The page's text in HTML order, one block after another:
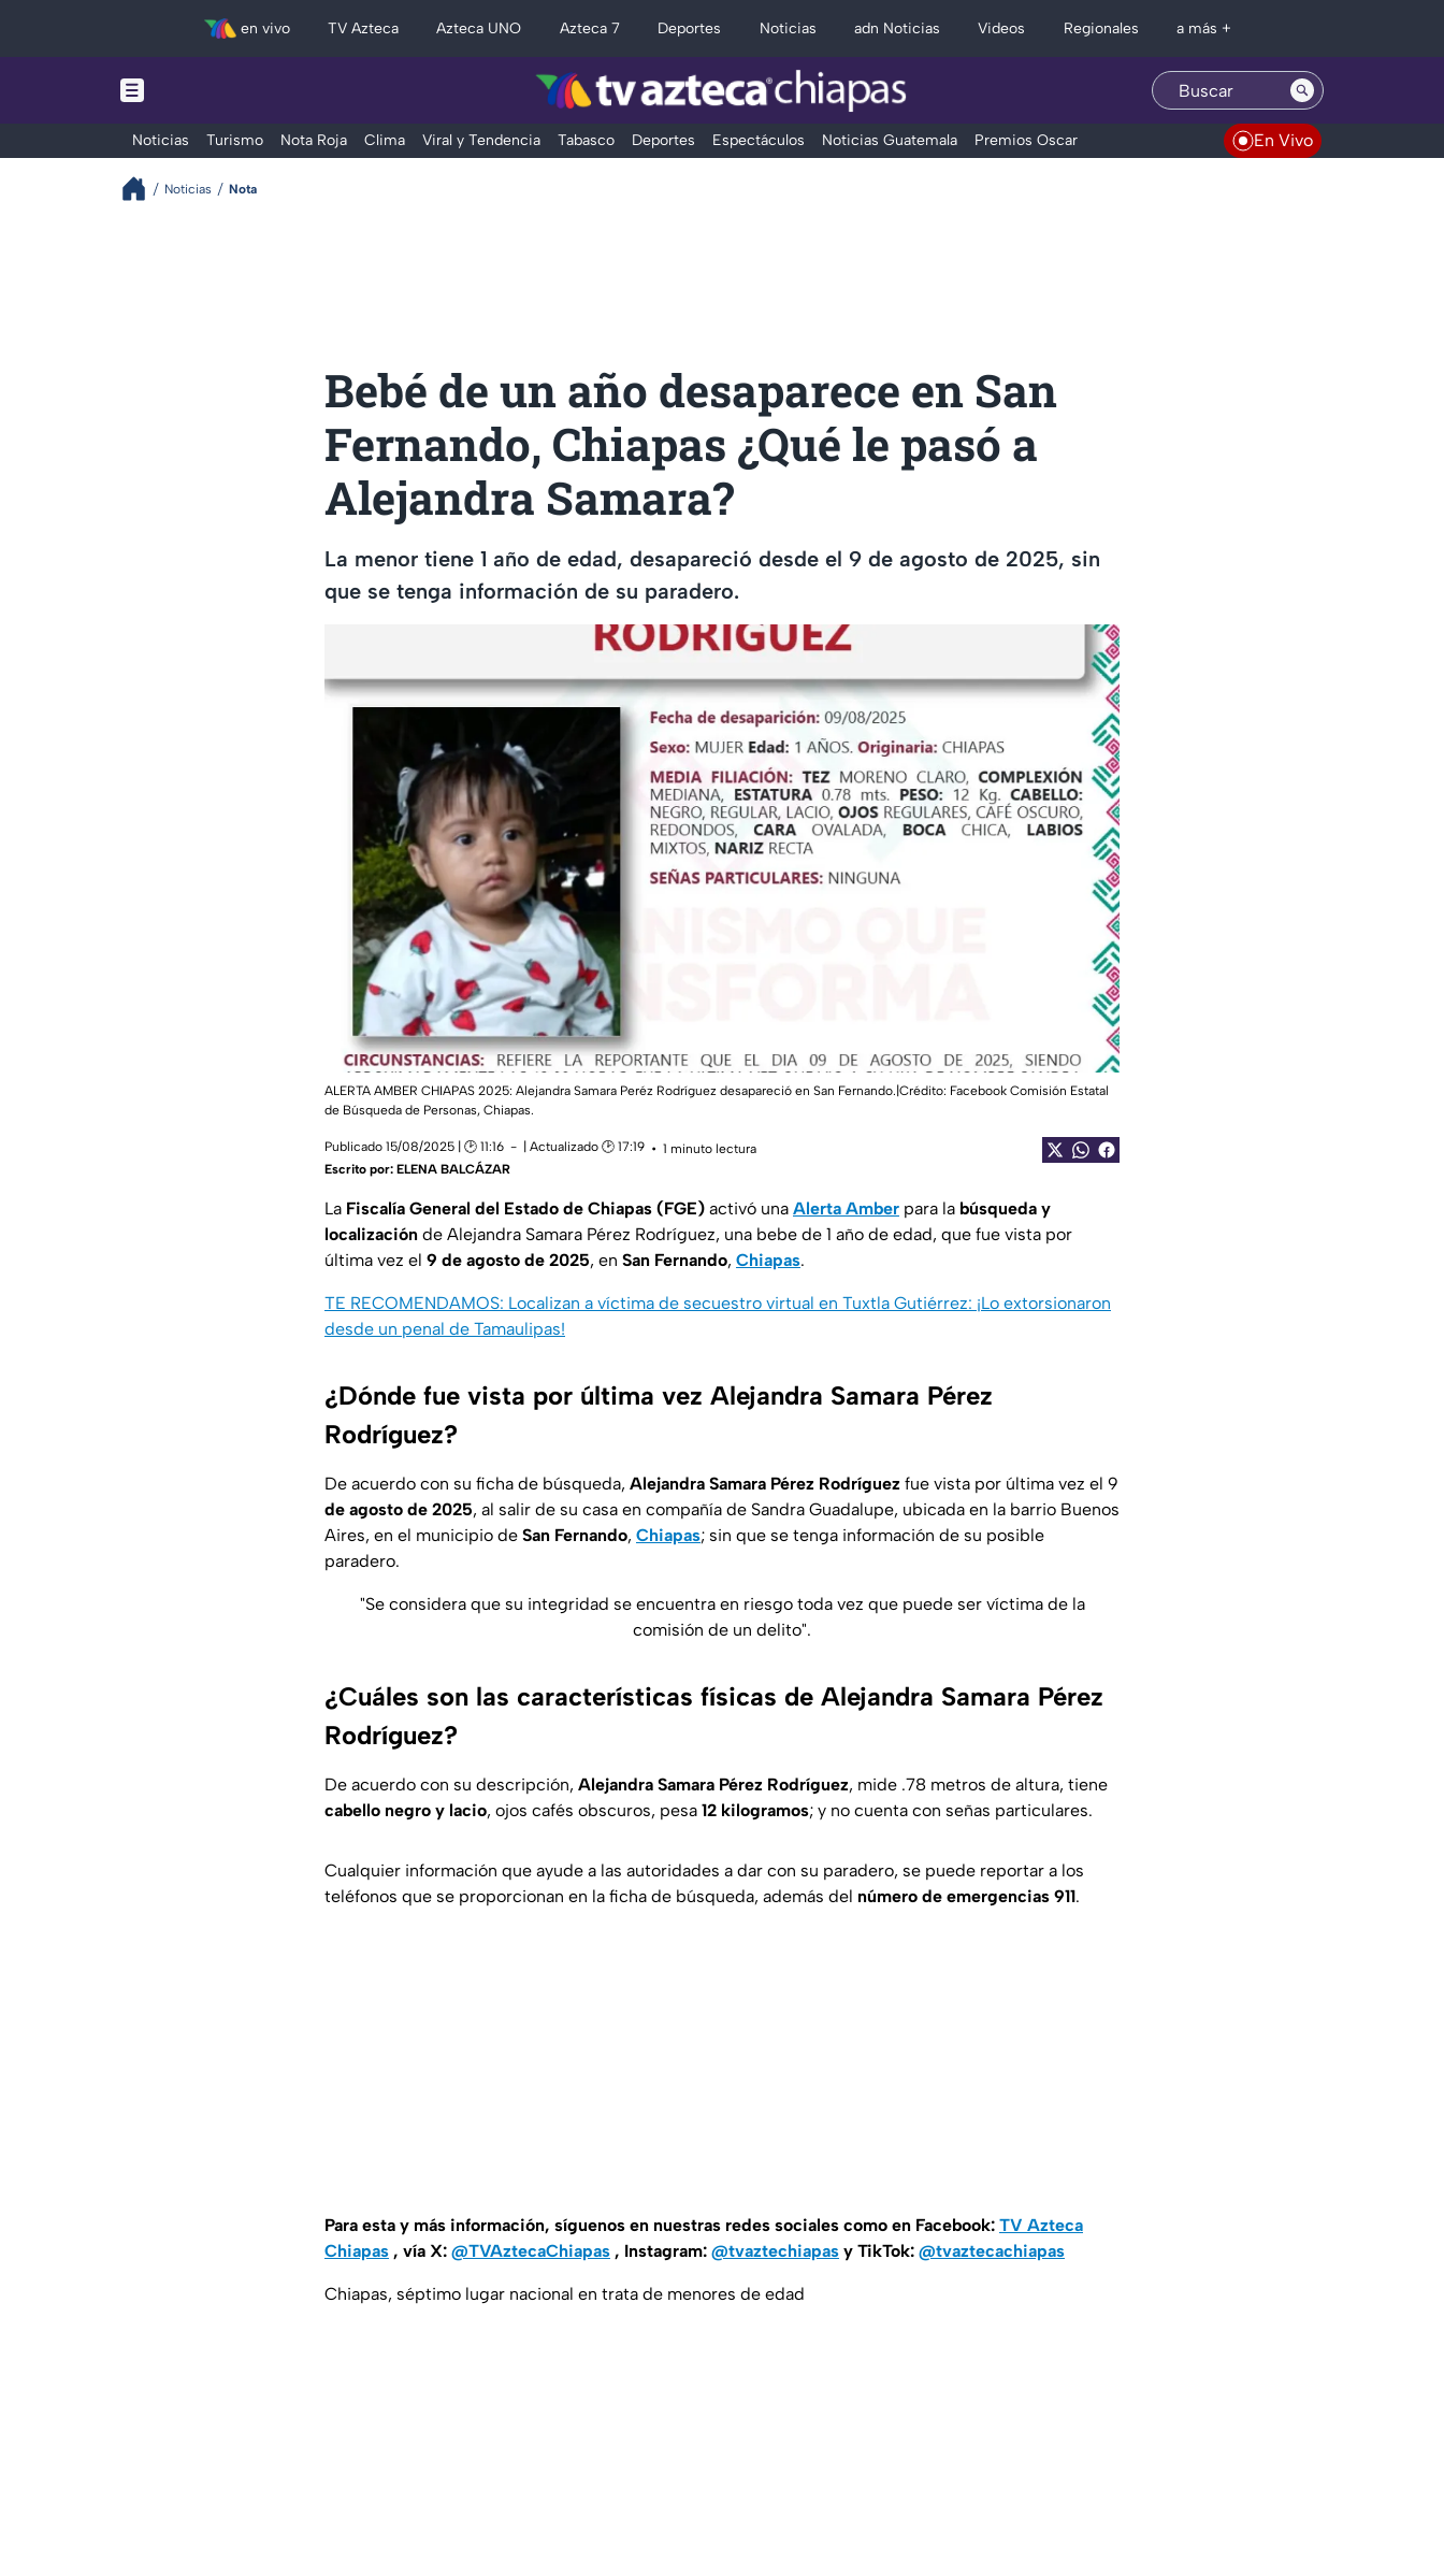
en vivo TV Azteca Azteca UNO Azteca 7 Deportes Noticias adn Noticias Videos Regionales a más +
Noticias Turismo Nota Roja Clima Viral y Tendencia Tabasco Deportes Espectáculos Noticias Guatemala Premios Oscar En Vivo
Noticias Nota
Bebé de un año desaparece en San
Fernando, Chiapas ¿Qué le pasó a
Alejandra Samara?
La menor tiene 1 año de edad, desapareció desde el 9 de agosto de 2025, sin
que se tenga información de su paradero.
ALERTA AMBER CHIAPAS 2025: Alejandra Samara Peréz Rodríguez desapareció en San Fernando.|Crédito: Facebook Comisión Estatal
de Búsqueda de Personas, Chiapas.
Publicado 15/08/2025 | 🕑 11:16 | Actualizado 🕑 17:19
1 minuto lectura
Escrito por: ELENA BALCÁZAR
La Fiscalía General del Estado de Chiapas (FGE) activó una Alerta Amber para la búsqueda y
localización de Alejandra Samara Pérez Rodríguez, una bebe de 1 año de edad, que fue vista por
última vez el 9 de agosto de 2025, en San Fernando, Chiapas.
TE RECOMENDAMOS: Localizan a víctima de secuestro virtual en Tuxtla Gutiérrez: ¡Lo extorsionaron
desde un penal de Tamaulipas!
¿Dónde fue vista por última vez Alejandra Samara Pérez
Rodríguez?
De acuerdo con su ficha de búsqueda, Alejandra Samara Pérez Rodríguez fue vista por última vez el 9
de agosto de 2025, al salir de su casa en compañía de Sandra Guadalupe, ubicada en la barrio Buenos
Aires, en el municipio de San Fernando, Chiapas; sin que se tenga información de su posible
paradero.
"Se considera que su integridad se encuentra en riesgo toda vez que puede ser víctima de la
comisión de un delito".
¿Cuáles son las características físicas de Alejandra Samara Pérez
Rodríguez?
De acuerdo con su descripción, Alejandra Samara Pérez Rodríguez, mide .78 metros de altura, tiene
cabello negro y lacio, ojos cafés obscuros, pesa 12 kilogramos; y no cuenta con señas particulares.
Cualquier información que ayude a las autoridades a dar con su paradero, se puede reportar a los
teléfonos que se proporcionan en la ficha de búsqueda, además del número de emergencias 911.
Para esta y más información, síguenos en nuestras redes sociales como en Facebook: TV Azteca
Chiapas , vía X: @TVAztecaChiapas , Instagram: @tvaztechiapas y TikTok: @tvaztecachiapas
Chiapas, séptimo lugar nacional en trata de menores de edad